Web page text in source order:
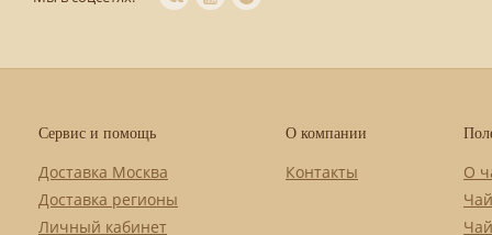
Сервис и помощь
Доставка Москва
Доставка регионы
Личный кабинет
О компании
Контакты
О